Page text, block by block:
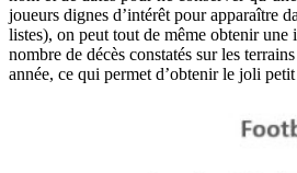
joueurs dignes d’intérêt pour apparaître
listes), on peut tout de même obtenir une
nombre de décès constatés sur les
année, ce qui permet d’obtenir le joli